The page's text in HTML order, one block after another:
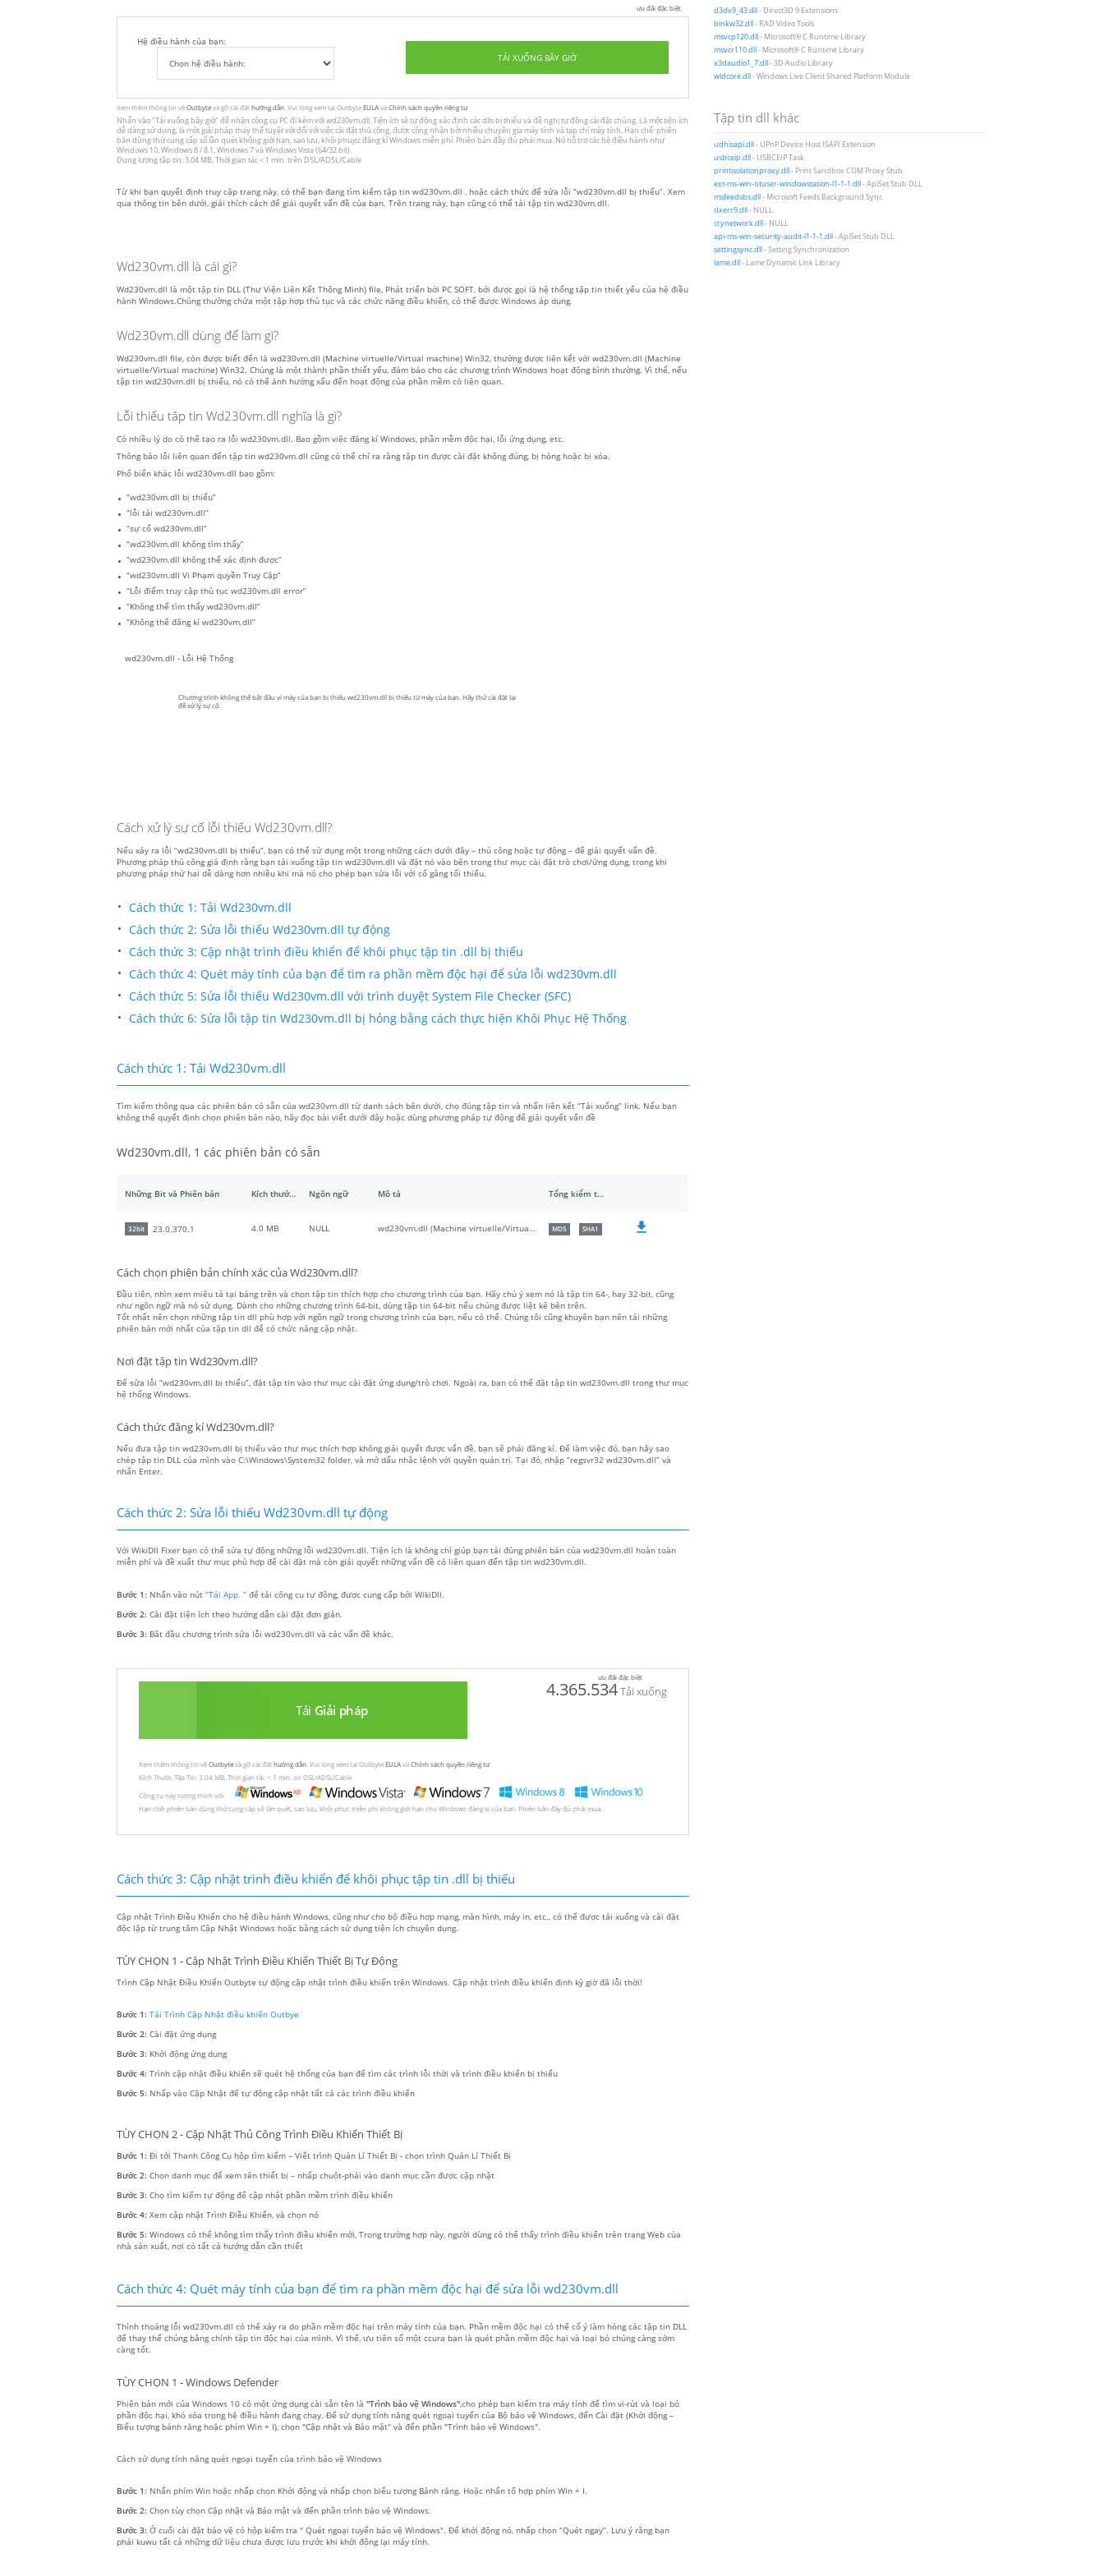
ưu đãi đặc biệt
Hệ điều hành của bạn:
TẢI XUỐNG BÂY GIỜ
Xem thêm thông tin vềOutbytevà gỡ cài đặt hướng dẫn . Vui lòng xem tại OutbyteEULAvàChính sách quyền riêng tư
Nhấn vào"Tải xuống bây giờ" để nhận công cụ PC đi kèm với wd230vm.dll. Tiện ích sẽ tự động xác định các dlls bị thiếu và đề nghị tự động cài đặt chúng. Là một tiện ích
dễ dàng sử dụng, là một giải pháp thay thế tuyệt vời đối với việc cài đặt thủ công, được công nhận bởi nhiều chuyên gia máy tính và tạp chí máy tính. Hạn chế: phiên
bản dùng thử cung cấp số lần quét không giới hạn, sao lưu, khôi phujcc đăng kí Windows miễn phí. Phiên bản đầy đủ phải mua. Nó hỗ trợ các hệ điều hành như
Windows 10, Windows 8 / 8.1, Windows 7 và Windows Vista (64/32 bit).
Dung lượng tập tin: 3.04 MB, Thời gian tải: < 1 min. trên DSL/ADSL/Cable
Từ khi bạn quyết định truy cập trang này, có thể bạn đang tìm kiếm tập tin wd230vm.dll , hoặc cách thức để sửa lỗi “wd230vm.dll bị thiếu”. Xem
qua thông tin bên dưới, giải thích cách để giải quyết vấn đề của bạn. Trên trang này, bạn cũng có thể tải tập tin wd230vm.dll.
Wd230vm.dll là cái gì?
Wd230vm.dll là một tập tin DLL (Thư Viện Liên Kết Thông Minh) file, Phát triển bởi PC SOFT, bởi được gọi là hệ thống tập tin thiết yếu của hệ điều
hành Windows.Chúng thường chứa một tập hợp thủ tục và các chức năng điều khiển, có thể được Windows áp dụng.
Wd230vm.dll dùng để làm gì?
Wd230vm.dll file, còn được biết đến là wd230vm.dll (Machine virtuelle/Virtual machine) Win32, thường được liên kết với wd230vm.dll (Machine
virtuelle/Virtual machine) Win32. Chúng là một thành phần thiết yếu, đảm bảo cho các chương trình Windows hoạt động bình thường. Vì thế, nếu
tập tin wd230vm.dll bị thiếu, nó có thể ảnh hưởng xấu đến hoạt động của phần mềm có liên quan.
Lỗi thiếu tập tin Wd230vm.dll nghĩa là gì?
Có nhiều lý do có thể tạo ra lỗi wd230vm.dll. Bao gồm việc đăng kí Windows, phần mềm độc hại, lỗi ứng dụng, etc.
Thông báo lỗi liên quan đến tập tin wd230vm.dll cũng có thể chỉ ra rằng tập tin được cài đặt không đúng, bị hỏng hoặc bị xóa.
Phổ biến khác lỗi wd230vm.dll bao gồm:
“wd230vm.dll bị thiếu”
“lỗi tải wd230vm.dll”
“sự cố wd230vm.dll”
“wd230vm.dll không tìm thấy”
“wd230vm.dll không thể xác định được”
“wd230vm.dll Vi Phạm quyền Truy Cập”
“Lỗi điểm truy cập thủ tục wd230vm.dll error”
“Không thể tìm thấy wd230vm.dll”
“Không thể đăng kí wd230vm.dll”
wd230vm.dll - Lỗi Hệ Thống
Chương trình không thể bắt đầu vì máy của bạn bị thiếu wd230vm.dll bị thiếu từ máy của bạn. Hãy thử cài đặt lại
để xử lý sự cố.
Cách xử lý sự cố lỗi thiếu Wd230vm.dll?
Nếu xảy ra lỗi “wd230vm.dll bị thiếu”, bạn có thể sử dụng một trong những cách dưới đây – thủ công hoặc tự động – để giải quyết vấn đề.
Phương pháp thủ công giả định rằng bạn tải xuống tập tin wd230vm.dll và đặt nó vào bên trong thư mục cài đặt trò chơi/ứng dụng, trong khi
phương pháp thứ hai dễ dàng hơn nhiều khi mà nó cho phép bạn sửa lỗi với cố gắng tối thiểu.
Cách thức 1: Tải Wd230vm.dll
Cách thức 2: Sửa lỗi thiếu Wd230vm.dll tự động
Cách thức 3: Cập nhật trình điều khiển để khôi phục tập tin .dll bị thiếu
Cách thức 4: Quét máy tính của bạn để tìm ra phần mềm độc hại để sửa lỗi wd230vm.dll
Cách thức 5: Sửa lỗi thiếu Wd230vm.dll với trình duyệt System File Checker (SFC)
Cách thức 6: Sửa lỗi tập tin Wd230vm.dll bị hỏng bằng cách thực hiện Khôi Phục Hệ Thống
Cách thức 1: Tải Wd230vm.dll
Tìm kiếm thông qua các phiên bản có sẵn của wd230vm.dll từ danh sách bên dưới, chọ đúng tập tin và nhấn liên kết “Tải xuống” link. Nếu bạn
không thể quyết định chọn phiên bản nào, hãy đọc bài viết dưới đây hoặc dùng phương pháp tự động để giải quyết vấn đề
Wd230vm.dll, 1 các phiên bản có sẵn
Những Bit và Phiên bản Kích thước tập tin Ngôn ngữ Mô tả Tổng kiểm tra
32bit 23.0.370.1 4.0 MB NULL wd230vm.dll (Machine virtuelle/Virtual machine) Win32 MD5 SHA1
Cách chọn phiên bản chính xác của Wd230vm.dll?
Đầu tiên, nhìn xem miêu tả tại bảng trên và chọn tập tin thích hợp cho chương trình của bạn. Hãy chú ý xem nó là tập tin 64-, hay 32-bit, cũng
như ngôn ngữ mà nó sử dụng. Dành cho những chương trình 64-bit, dùng tập tin 64-bit nếu chúng được liệt kê bên trên.
Tốt nhất nên chọn những tập tin dll phù hợp với ngôn ngữ trong chương trình của bạn, nếu có thể. Chúng tôi cũng khuyên bạn nên tải những
phiên bản mới nhất của tập tin dll để có chức năng cập nhật.
Nơi đặt tập tin Wd230vm.dll?
Để sửa lỗi “wd230vm.dll bị thiếu”, đặt tập tin vào thư mục cài đặt ứng dụng/trò chơi. Ngoài ra, bạn có thể đặt tập tin wd230vm.dll trong thư mục
hệ thống Windows.
Cách thức đăng kí Wd230vm.dll?
Nếu đưa tập tin wd230vm.dll bị thiếu vào thư mục thích hợp không giải quyết được vấn đề, bạn sẽ phải đăng kí. Để làm việc đó, bạn hãy sao
chép tập tin DLL của mình vào C:\Windows\System32 folder, và mở dấu nhắc lệnh với quyền quản trị. Tại đó, nhập “regsvr32 wd230vm.dll” và
nhấn Enter.
Cách thức 2: Sửa lỗi thiếu Wd230vm.dll tự động
Với WikiDll Fixer bạn có thể sửa tự động những lỗi wd230vm.dll. Tiện ích là không chỉ giúp bạn tải đúng phiên bản của wd230vm.dll hoàn toàn
miễn phí và đề xuất thư mục phù hợp để cài đặt mà còn giải quyết những vấn đề có liên quan đến tập tin wd230vm.dll.
Bước 1: Nhấn vào nút “Tải App. ” để tải công cụ tự động, được cung cấp bởi WikiDll.
Bước 2: Cài đặt tiện ích theo hướng dẫn cài đặt đơn giản.
Bước 3: Bắt đầu chương trình sửa lỗi wd230vm.dll và các vấn đề khác.
ưu đãi đặc biệt
Tải Giải pháp
4.365.534Tải xuống
Xem thêm thông tin vềOutbytevà gỡ cài đặt hướng dẫn . Vui lòng xem tại OutbyteEULAvàChính sách quyền riêng tư
Kích Thước Tập Tin: 3.04 MB, Thời gian tải: < 1 min. on DSL/ADSL/Cable
Công cụ này tương thích với:
Hạn chế: phiên bản dùng thử cung cấp số lần quét, sao lưu, khôi phục miễn phí không giới hạn cho Windows đăng kí của bạn. Phiên bản đầy đủ phải mua.
Cách thức 3: Cập nhật trình điều khiển để khôi phục tập tin .dll bị thiếu
Cập nhật Trình Điều Khiển cho hệ điều hành Windows, cũng như cho bộ điều hợp mạng, màn hình, máy in, etc., có thể được tải xuống và cài đặt
độc lập từ trung tâm Cập Nhật Windows hoặc bằng cách sử dụng tiện ích chuyên dụng.
TÙY CHỌN 1 - Cập Nhật Trình Điều Khiển Thiết Bị Tự Động
Trình Cập Nhật Điều Khiển Outbyte tự động cập nhật trình điều khiển trên Windows. Cập nhật trình điều khiển định kỳ giờ đã lỗi thời!
Bước 1: Tải Trình Cập Nhật điều khiển Outbye
Bước 2: Cài đặt ứng dụng
Bước 3: Khởi động ứng dụng
Bước 4: Trình cập nhật điều khiển sẽ quét hệ thống của bạn để tìm các trình lỗi thời và trình điều khiển bị thiếu
Bước 5: Nhấp vào Cập Nhật để tự động cập nhật tất cả các trình điều khiển
TÙY CHỌN 2 - Cập Nhật Thủ Công Trình Điều Khiển Thiết Bị
Bước 1: Đi tới Thanh Công Cụ hộp tìm kiếm – Viết trình Quản Lí Thiết Bị - chọn trình Quản Lí Thiết Bị
Bước 2: Chọn danh mục để xem tên thiết bị – nhấp chuột-phải vào danh mục cần được cập nhật
Bước 3: Chọ tìm kiếm tự động để cập nhật phần mềm trình điều khiển
Bước 4: Xem cập nhật Trình Điều Khiển, và chọn nó
Bước 5: Windows có thể không tìm thấy trình điều khiển mới, Trong trường hợp này, người dùng có thể thấy trình điều khiển trên trang Web của
nhà sản xuất, nơi có tất cả hướng dẫn cần thiết
Cách thức 4: Quét máy tính của bạn để tìm ra phần mềm độc hại để sửa lỗi wd230vm.dll
Thỉnh thoảng lỗi wd230vm.dll có thể xảy ra do phần mềm độc hại trên máy tính của bạn. Phần mềm độc hại có thể cố ý làm hỏng các tập tin DLL
để thay thế chúng bằng chính tập tin độc hại của mình. Vì thế, ưu tiên số một ccura bạn là quét phần mềm độc hại và loại bỏ chúng càng sớm
càng tốt.
TÙY CHỌN 1 - Windows Defender
Phiên bản mới của Windows 10 có một ứng dụng cài sẵn tên là "Trình bảo vệ Windows",cho phép bạn kiểm tra máy tính để tìm vi-rút và loại bỏ
phần độc hại, khó xóa trong hệ điều hành đang chạy. Để sử dụng tính năng quét ngoại tuyến của Bộ bảo vệ Windows, đến Cài đặt (Khởi động –
Biểu tượng bánh răng hoặc phím Win + I), chọn "Cập nhật và Bảo mật" và đến phần "Trình bảo vệ Windows".
Cách sử dụng tính năng quét ngoại tuyến của trình bảo vệ Windows
Bước 1: Nhấn phím Win hoặc nhấp chọn Khởi động và nhấp chọn biểu tượng Bánh răng. Hoặc nhấn tổ hợp phím Win + I.
Bước 2: Chọn tùy chọn Cập nhật và Bảo mật và đến phần trình bảo vệ Windows.
Bước 3: Ở cuối cài đặt bảo vệ có hộp kiểm tra " Quét ngoại tuyến bảo vệ Windows". Để khởi động nó, nhấp chọn “Quét ngay”. Lưu ý rằng bạn
phải kuwu tất cả những dữ liệu chưa được lưu trước khi khởi động lại máy tính.
d3dx9_43.dll- Direct3D 9 Extensions
binkw32.dll- RAD Video Tools
msvcp120.dll- Microsoft® C Runtime Library
msvcr110.dll- Microsoft® C Runtime Library
x3daudio1_7.dll- 3D Audio Library
wldcore.dll- Windows Live Client Shared Platform Module
Tập tin dll khác
udhisapi.dll- UPnP Device Host ISAPI Extension
usbceip.dll- USBCEIP Task
printisolationproxy.dll- Print Sandbox COM Proxy Stub
ext-ms-win-ntuser-windowstation-l1-1-1.dll- ApiSet Stub DLL
msfeedsbs.dll- Microsoft Feeds Background Sync
dxerr9.dll- NULL
crynetwork.dll- NULL
api-ms-win-security-audit-l1-1-1.dll- ApiSet Stub DLL
settingsync.dll- Setting Synchronization
lame.dll- Lame Dynamic Link Library